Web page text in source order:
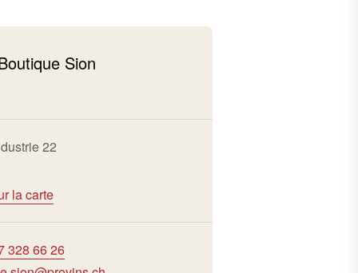
Sion
22
la carte
328 66 26